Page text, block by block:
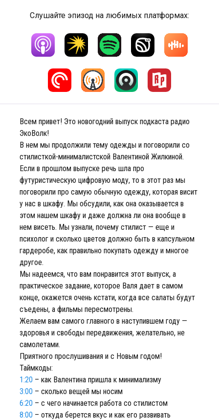
Слушайте эпизод на любимых платформах:
Всем привет! Это новогодний выпуск подкаста радио
ЭкоВолк!
В нем мы продолжили тему одежды и поговорили со
стилисткой-минималистской Валентиной Жилкиной.
Если в прошлом выпуске речь шла про
футуристическую цифровую моду, то в этот раз мы
поговорили про самую обычную одежду, которая висит
у нас в шкафу. Мы обсудили, как она оказывается в
этом нашем шкафу и даже должна ли она вообще в
нем висеть. Мы узнали, почему стилист — еще и
психолог и сколько цветов должно быть в капсульном
гардеробе, как правильно покупать одежду и многое
другое.
Мы надеемся, что вам понравится этот выпуск, а
практическое задание, которое Валя дает в самом
конце, окажется очень кстати, когда все салаты будут
съедены, а фильмы пересмотрены.
Желаем вам самого главного в наступившем году —
здоровья и свободы передвижения, желательно, не
самолетами.
Приятного прослушивания и с Новым годом!
Таймкоды:
1:20 – как Валентина пришла к минимализму
3:00 – сколько вещей мы носим
6:20 – с чего начинается работа со стилистом
8:00 – откуда берется вкус и как его развивать